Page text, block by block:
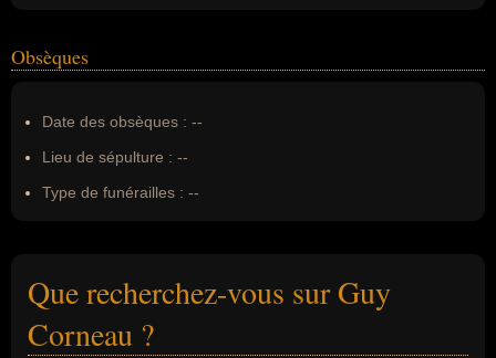
Obsèques
Date des obsèques : --
Lieu de sépulture : --
Type de funérailles : --
Que recherchez-vous sur Guy
Corneau ?